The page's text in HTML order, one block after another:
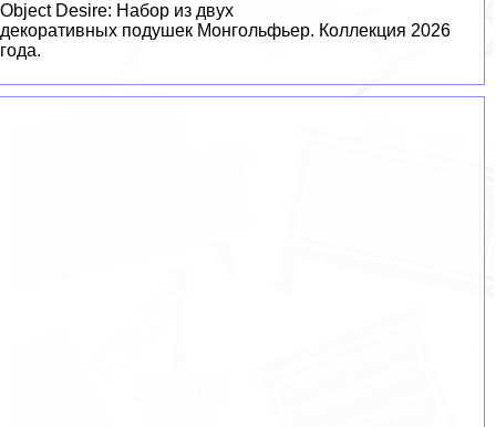
Object Desire: Набор из двух
декоративных подушек Монгольфьер. Коллекция 2026
года.